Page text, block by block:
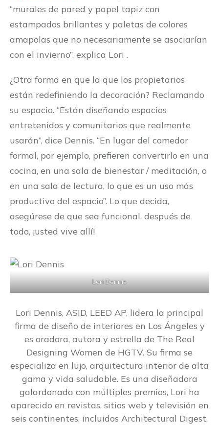
“murales de pared y papel tapiz con
estampados brillantes y paletas de colores
amapolas que no necesariamente se asociarían
con el invierno”, explica Lori .
¿Otra forma en que la que los propietarios
están redefiniendo la decoración? Reclamando
su espacio. “Están diseñando espacios
entretenidos y comunitarios que realmente
usarán”, dice Dennis. “En lugar del comedor
formal, por ejemplo, prefieren convertirlo en una
cocina, en una sala de bienestar / meditación, o
en una sala de lectura, lo que es un uso más
productivo del espacio”. Lo que decida,
asegúrese de que sea funcional, después de
todo, ¡usted vive allí!
Lori Dennis
Lori Dennis, ASID, LEED AP, lidera la principal
firma de diseño de interiores en Los Ángeles y
es oradora, autora y estrella de The Real
Designing Women de HGTV. Su firma se
especializa en lujo, arquitectura interior de alta
gama y vida saludable. Es una diseñadora
galardonada con múltiples premios, Lori ha
aparecido en revistas, sitios web y televisión en
seis continentes, incluidos Architectural Digest,